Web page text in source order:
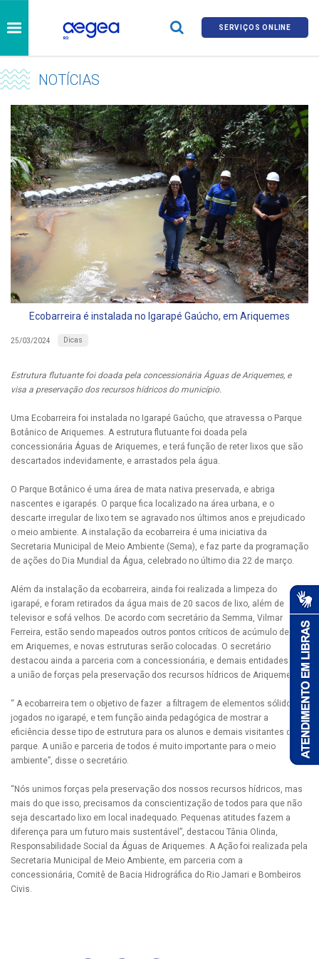
SERVIÇOS ONLINE
NOTÍCIAS
Ecobarreira é instalada no Igarapé Gaúcho, em Ariquemes
25/03/2024 Dicas
Estrutura flutuante foi doada pela concessionária Águas de Ariquemes, e
visa a preservação dos recursos hídricos do município.
Uma Ecobarreira foi instalada no Igarapé Gaúcho, que atravessa o Parque
Botânico de Ariquemes. A estrutura flutuante foi doada pela
concessionária Águas de Ariquemes, e terá função de reter lixos que são
descartados indevidamente, e arrastados pela água.
O Parque Botânico é uma área de mata nativa preservada, e abriga
nascentes e igarapés. O parque fica localizado na área urbana, e o
descarte irregular de lixo tem se agravado nos últimos anos e prejudicado
o meio ambiente. A instalação da ecobarreira é uma iniciativa da
Secretaria Municipal de Meio Ambiente (Sema), e faz parte da programação
de ações do Dia Mundial da Água, celebrado no último dia 22 de março.
Além da instalação da ecobarreira, ainda foi realizada a limpeza do
igarapé, e foram retirados da água mais de 20 sacos de lixo, além de
televisor e sofá velhos. De acordo com secretário da Semma, Vilmar
Ferreira, estão sendo mapeados outros pontos críticos de acúmulo de lixo
em Ariquemes, e novas estruturas serão colocadas. O secretário
destacou ainda a parceria com a concessionária, e demais entidades para
a união de forças pela preservação dos recursos hídricos de Ariquemes.
“ A ecobarreira tem o objetivo de fazer a filtragem de elementos sólidos
jogados no igarapé, e tem função ainda pedagógica de mostrar a
eficiência desse tipo de estrutura para os alunos e demais visitantes do
parque. A união e parceria de todos é muito importante para o meio
ambiente”, disse o secretário.
“Nós unimos forças pela preservação dos nossos recursos hídricos, mas
mais do que isso, precisamos da conscientização de todos para que não
seja descartado lixo em local inadequado. Pequenas atitudes fazem a
diferença para um futuro mais sustentável”, destacou Tânia Olinda,
Responsabilidade Social da Águas de Ariquemes. A Ação foi realizada pela
Secretaria Municipal de Meio Ambiente, em parceria com a
concessionária, Comitê de Bacia Hidrográfica do Rio Jamari e Bombeiros
Civis.